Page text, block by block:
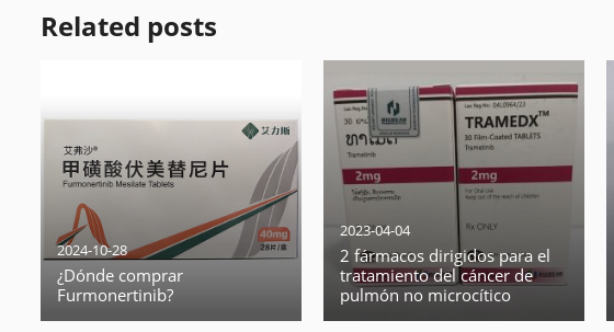
Related posts
2024-10-28
¿Dónde comprar
Furmonertinib?
2023-04-04
2 fármacos dirigidos para el
tratamiento del cáncer de
pulmón no microcítico